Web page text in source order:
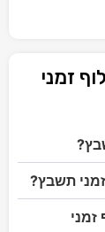
זמני
תשבץ?
זמני